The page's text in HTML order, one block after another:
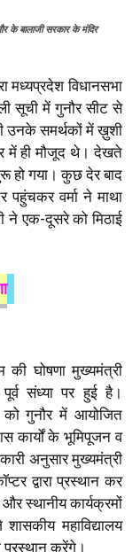
के बालाजी सरकार के मंदिर
मध्यप्रदेश विधानसभा
सूची में गुनौर सीट से
उनके समर्थकों में ख़ुशी
में ही मौजूद थे। देखते
हो गया। कुछ देर बाद
पहुंचकर वर्मा ने माथा
ने एक-दूसरे को मिठाई
की घोषणा मुख्यमंत्री
संध्या पर हुई है।
को गुनौर में आयोजित
कार्यों के भूमिपूजन व
अनुसार मुख्यमंत्री
द्वारा प्रस्थान कर
स्थानीय कार्यक्रमों
महाविद्यालय
प्रस्थान करेंगे।